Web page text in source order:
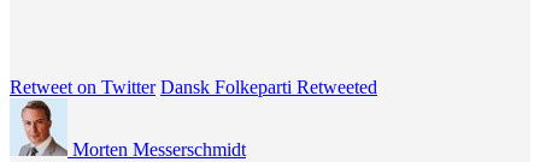
Retweet on Twitter Dansk Folkeparti Retweeted
Morten Messerschmidt